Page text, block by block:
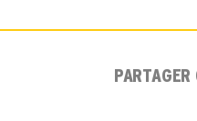
PARTAGER